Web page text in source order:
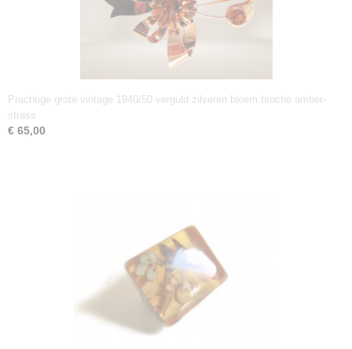
Prachtige grote vintage 1940/50 verguld zilveren bloem broche amber-
strass
€ 65,00